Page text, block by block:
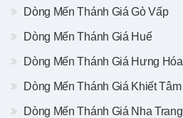
Dòng Mến Thánh Giá Gò Vấp
Dòng Mến Thánh Giá Huế
Dòng Mến Thánh Giá Hưng Hóa
Dòng Mến Thánh Giá Khiết Tâm
Dòng Mến Thánh Giá Nha Trang